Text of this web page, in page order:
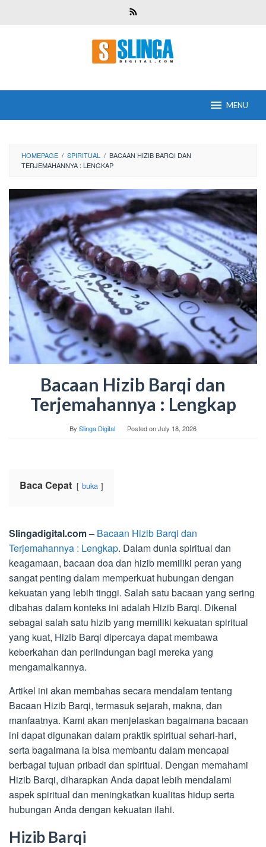
MENU
HOMEPAGE / SPIRITUAL / BACAAN HIZIB BARQI DAN
TERJEMAHANNYA : LENGKAP
Bacaan Hizib Barqi dan
Terjemahannya : Lengkap
By Slinga Digital Posted onJuly 18, 2026
Baca Cepat buka
Slingadigital.com – Bacaan Hizib Barqi dan
Terjemahannya : Lengkap. Dalam dunia spiritual dan
keagamaan, bacaan doa dan hizib memiliki peran yang
sangat penting dalam memperkuat hubungan dengan
kekuatan yang lebih tinggi. Salah satu bacaan yang sering
dibahas dalam konteks ini adalah Hizib Barqi. Dikenal
sebagai salah satu hizib yang memiliki kekuatan spiritual
yang kuat, Hizib Barqi dipercaya dapat membawa
keberkahan dan perlindungan bagi mereka yang
mengamalkannya.
Artikel ini akan membahas secara mendalam tentang
Bacaan Hizib Barqi, termasuk sejarah, makna, dan
manfaatnya. Kami akan menjelaskan bagaimana bacaan
ini dapat digunakan dalam praktik spiritual sehari-hari,
serta bagaimana ia bisa membantu dalam mencapai
berbagai tujuan pribadi dan spiritual. Dengan memahami
Hizib Barqi, diharapkan Anda dapat lebih mendalami
aspek spiritual dan meningkatkan kualitas hidup serta
hubungan Anda dengan kekuatan ilahi.
Hizib Barqi